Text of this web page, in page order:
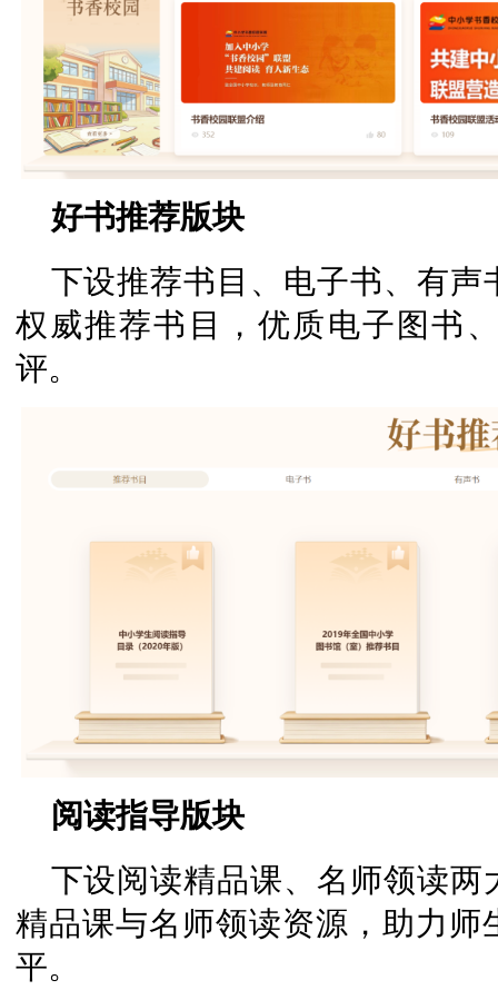
好书推荐版块
下设推荐书目、电子书、有
权威推荐书目，优质电子图书
评。
阅读指导版块
下设阅读精品课、名师领读
精品课与名师领读资源，助力
平。